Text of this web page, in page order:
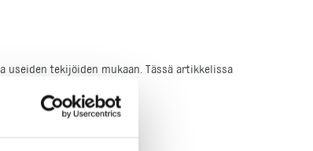
tekijöiden mukaan. Tässä artikkelissa